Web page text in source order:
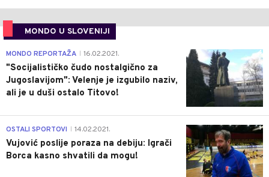
MONDO U SLOVENIJI
4
MONDO REPORTAŽA 16.02.2021.
"Socijalističko čudo nostalgično za
Jugoslavijom": Velenje je izgubilo naziv,
ali je u duši ostalo Titovo!
1
OSTALI SPORTOVI 14.02.2021.
Vujović poslije poraza na debiju: Igrači
Borca kasno shvatili da mogu!